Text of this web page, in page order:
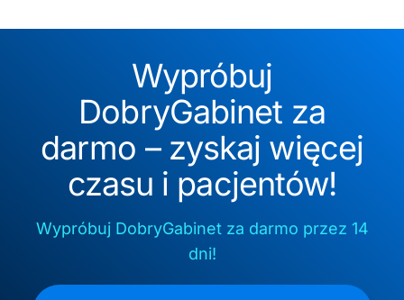
Wypróbuj
DobryGabinet za
darmo – zyskaj więcej
czasu i pacjentów!
Wypróbuj DobryGabinet za darmo przez 14
dni!